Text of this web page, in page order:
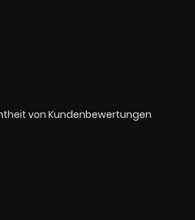
von Kundenbewertungen